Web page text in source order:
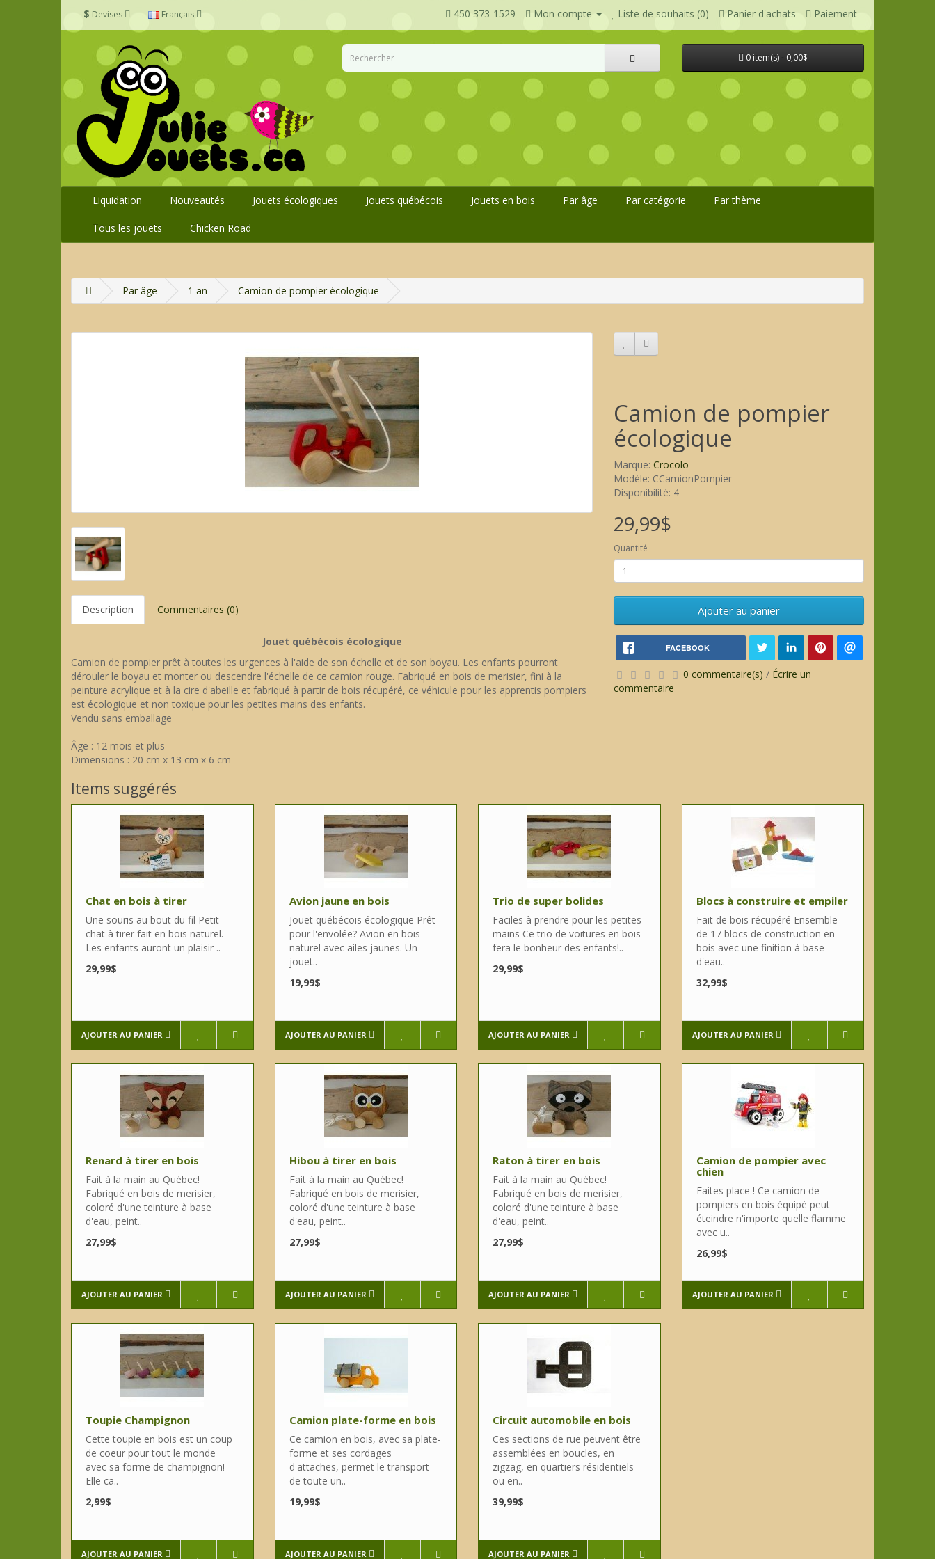
$ Devises Français 450 373-1529 Mon compte Liste de souhaits (0) Panier d'achats Paiement
0 item(s) - 0,00$
Liquidation Nouveautés Jouets écologiques Jouets québécois Jouets en bois Par âge Par catégorie Par thème
Tous les jouets Chicken Road
Par âge 1 an Camion de pompier écologique
Description Commentaires (0)
Jouet québécois écologique
Camion de pompier prêt à toutes les urgences à l'aide de son échelle et de son boyau. Les enfants pourront
dérouler le boyau et monter ou descendre l'échelle de ce camion rouge. Fabriqué en bois de merisier, fini à la
peinture acrylique et à la cire d'abeille et fabriqué à partir de bois récupéré, ce véhicule pour les apprentis pompiers
est écologique et non toxique pour les petites mains des enfants.
Vendu sans emballage
Âge : 12 mois et plus
Dimensions : 20 cm x 13 cm x 6 cm
Camion de pompier
écologique
Marque: Crocolo
Modèle: CCamionPompier
Disponibilité: 4
29,99$
Quantité
Ajouter au panier
FACEBOOK
0 commentaire(s) / Écrire un
commentaire
Items suggérés
Chat en bois à tirer
Une souris au bout du fil Petit
chat à tirer fait en bois naturel.
Les enfants auront un plaisir ..
29,99$
AJOUTER AU PANIER
Avion jaune en bois
Jouet québécois écologique Prêt
pour l'envolée? Avion en bois
naturel avec ailes jaunes. Un
jouet..
19,99$
AJOUTER AU PANIER
Trio de super bolides
Faciles à prendre pour les petites
mains Ce trio de voitures en bois
fera le bonheur des enfants!..
29,99$
AJOUTER AU PANIER
Blocs à construire et empiler
Fait de bois récupéré Ensemble
de 17 blocs de construction en
bois avec une finition à base
d'eau..
32,99$
AJOUTER AU PANIER
Renard à tirer en bois
Fait à la main au Québec!
Fabriqué en bois de merisier,
coloré d'une teinture à base
d'eau, peint..
27,99$
AJOUTER AU PANIER
Hibou à tirer en bois
Fait à la main au Québec!
Fabriqué en bois de merisier,
coloré d'une teinture à base
d'eau, peint..
27,99$
AJOUTER AU PANIER
Raton à tirer en bois
Fait à la main au Québec!
Fabriqué en bois de merisier,
coloré d'une teinture à base
d'eau, peint..
27,99$
AJOUTER AU PANIER
Camion de pompier avec
chien
Faites place ! Ce camion de
pompiers en bois équipé peut
éteindre n'importe quelle flamme
avec u..
26,99$
AJOUTER AU PANIER
Toupie Champignon
Cette toupie en bois est un coup
de coeur pour tout le monde
avec sa forme de champignon!
Elle ca..
2,99$
AJOUTER AU PANIER
Camion plate-forme en bois
Ce camion en bois, avec sa plate-
forme et ses cordages
d'attaches, permet le transport
de toute un..
19,99$
AJOUTER AU PANIER
Circuit automobile en bois
Ces sections de rue peuvent être
assemblées en boucles, en
zigzag, en quartiers résidentiels
ou en..
39,99$
AJOUTER AU PANIER